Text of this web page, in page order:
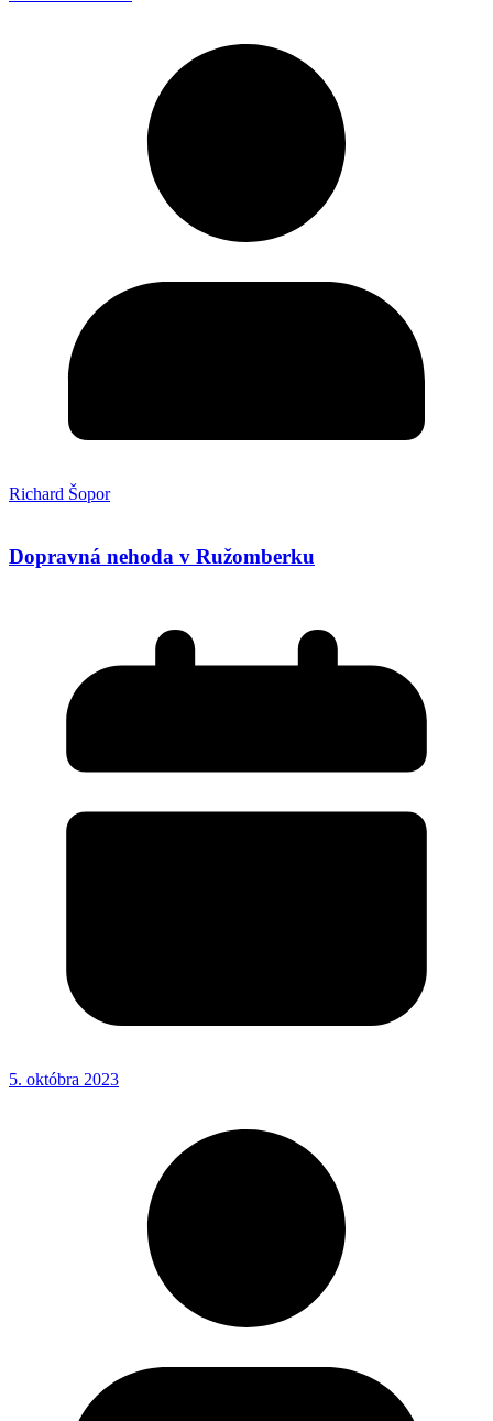
Richard Šopor
Dopravná nehoda v Ružomberku
5. októbra 2023